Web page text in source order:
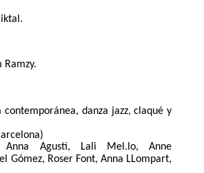
Ramzy.
danza jazz, claqué y
Anna Agustí, Lali Mel.lo, Anne
Gómez, Roser Font, Anna LLompart,